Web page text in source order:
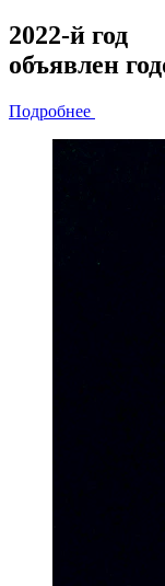
2022-й год
объявлен
Подробнее